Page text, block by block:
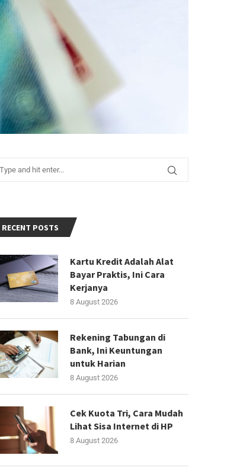
RECENT POSTS
Kartu Kredit Adalah Alat
Bayar Praktis, Ini Cara
Kerjanya
8 August 2026
Rekening Tabungan di
Bank, Ini Keuntungan
untuk Harian
8 August 2026
Cek Kuota Tri, Cara Mudah
Lihat Sisa Internet di HP
8 August 2026